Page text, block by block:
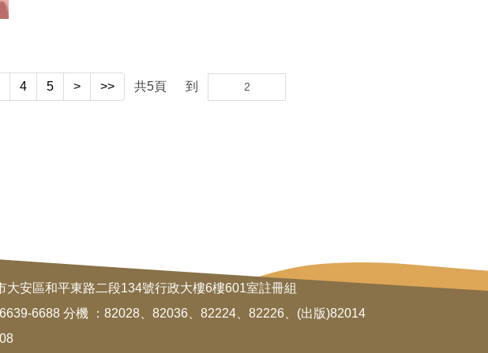
4 5 > >> 共5頁 到
大安區和平東路二段134號行政大樓6樓601室註冊組
6688 分機 ：82028、82036、82224、82226、(出版)82014